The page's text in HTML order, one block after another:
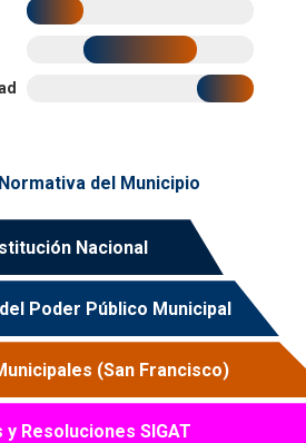
del Municipio
Nacional
Poder Público Municipal
(San Francisco)
Resoluciones SIGAT